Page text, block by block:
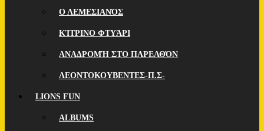
Ο ΛΕΜΕΣΙΑΝΌΣ
ΚΊΤΡΙΝΟ ΦΤΥΆΡΙ
ΑΝΑΔΡΟΜΉ ΣΤΟ ΠΑΡΕΛΘΌΝ
ΛΕΟΝΤΟΚΟΥΒΕΝΤΕΣ-Π.Σ-
LIONS FUN
ALBUMS